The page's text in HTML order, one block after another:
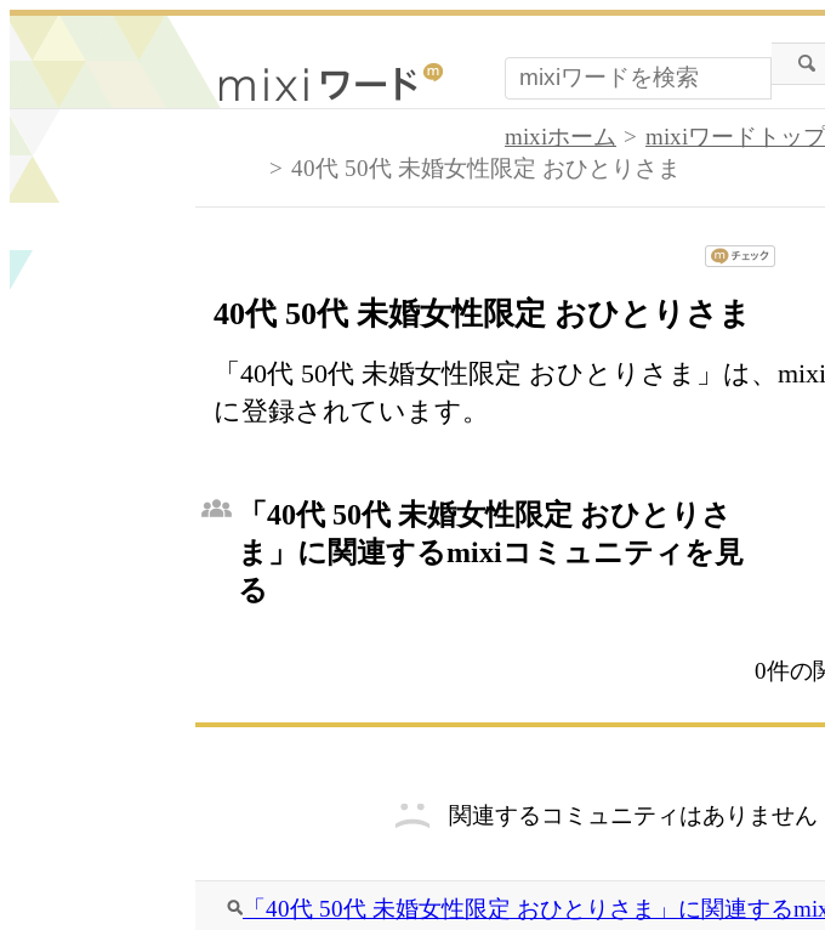
mixiホーム
mixiワードトップ
40代 50代 未婚女性限定 おひとりさま
40代 50代 未婚女性限定 おひとりさま
「40代 50代 未婚女性限定 おひとりさま」は、
に登録されています。
「40代 50代 未婚女性限定 おひとりさ
ま」に関連するmixiコミュニティを見
る
0件の
関連するコミュニティはありません
「40代 50代 未婚女性限定 おひとりさま」に関連する